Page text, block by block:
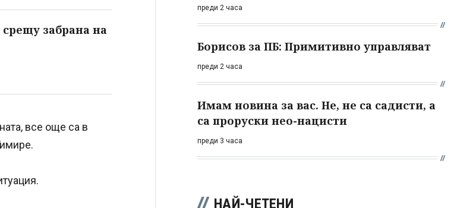
забрана на
все още са в
преди 2 часа
Борисов за ПБ: Примитивно управляват
преди 2 часа
Имам новина за вас. Не, не са садисти, а
са проруски нео-нацисти
преди 3 часа
НАЙ-ЧЕТЕНИ